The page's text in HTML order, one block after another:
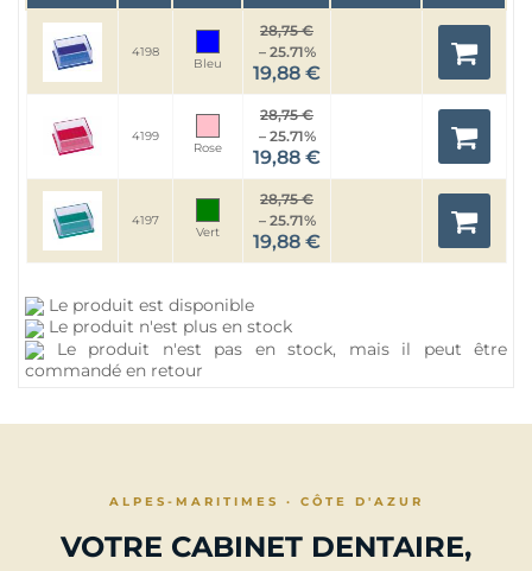
4198
Bleu
28,75 €
– 25.71%
19,88 €
4199
Rose
28,75 €
– 25.71%
19,88 €
4197
Vert
28,75 €
– 25.71%
19,88 €
Le produit est disponible
Le produit n'est plus en stock
Le produit n'est pas en stock, mais il peut être
commandé en retour
ALPES-MARITIMES · CÔTE D'AZUR
VOTRE CABINET DENTAIRE,